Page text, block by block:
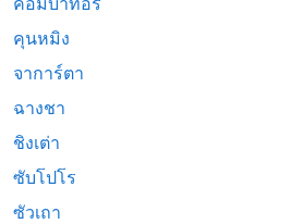
คุนหมิง
จาการ์ตา
ฉางชา
ชิงเต่า
ซับโปโร
ซัวเถา